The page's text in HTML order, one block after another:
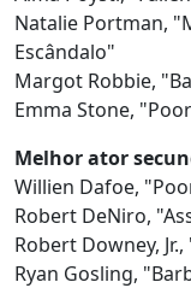
Natalie Portman,
Escândalo"
Margot Robbie,
Emma Stone,
Melhor ator
Willien Dafoe,
Robert DeNiro,
Robert Downey,
Ryan Gosling,